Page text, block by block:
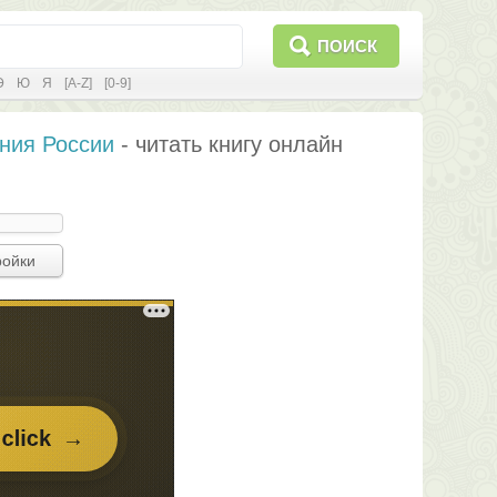
ПОИСК
Ю Я [A-Z] [0-9]
России - читать книгу онлайн